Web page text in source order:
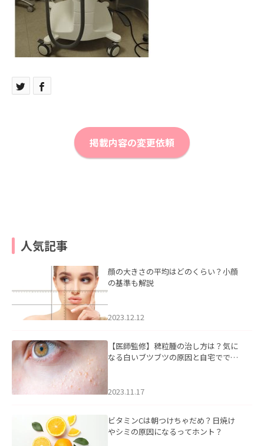
掲載内容の変更依頼
人気記事
顔の大きさの平均はどのくらい？小顔
の基準も解説
2023.12.12
【医師監修】稗粒腫の治し方は？気に
なる白いブツブツの原因と自宅ででき
2023.11.17
ビタミンCは朝つけちゃだめ？日焼け
やシミの原因になるってホント？